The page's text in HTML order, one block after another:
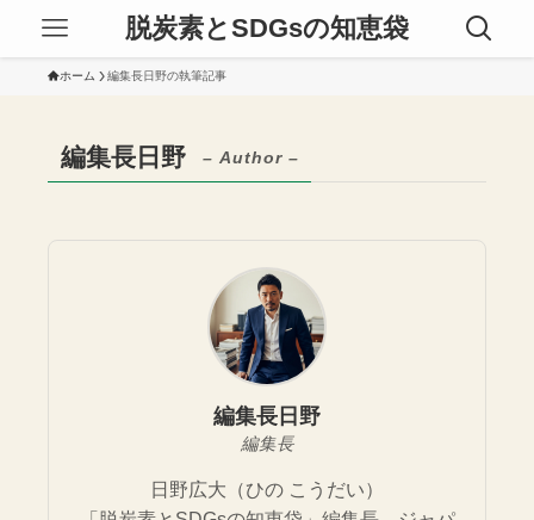
脱炭素とSDGsの知恵袋
ホーム 編集長日野の執筆記事
編集長日野 – Author –
編集長日野
編集長
日野広大（ひの こうだい）